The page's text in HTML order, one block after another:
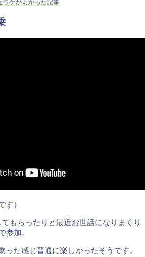
ウケがよかった記事
す）
もらったりと最近お世話になりまくり
参加。
った感じ普通に楽しかったそうです。